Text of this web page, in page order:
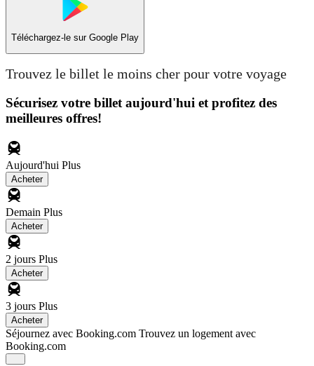
Téléchargez-le sur Google Play
Trouvez le billet le moins cher pour votre voyage
Sécurisez votre billet aujourd'hui et profitez des
meilleures offres!
Aujourd'hui Plus
Acheter
Demain Plus
Acheter
2 jours Plus
Acheter
3 jours Plus
Acheter
Séjournez avec Booking.com Trouvez un logement avec
Booking.com